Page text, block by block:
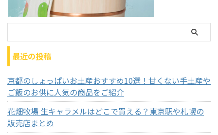
最近の投稿
京都のしょっぱいお土産おすすめ10選！甘くない手土産や
ご飯のお供に人気の商品をご紹介
花畑牧場 生キャラメルはどこで買える？東京駅や札幌の
販売店まとめ